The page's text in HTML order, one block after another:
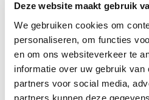
Deze website maakt gebruik
We gebruiken cookies om
personaliseren, om functies
en om ons websiteverkeer te
informatie over uw gebruik van
partners voor social media,
partners kunnen deze
Wie kan er zeggen dat hij met een
rondgevaren? Of dat hij dankzij
op de Galapagoseilanden heeft
kunnen ontwikkelen en
fundamenteel heeft veranderd?
bioloog, geoloog en
geval wel. De wetenschapper had